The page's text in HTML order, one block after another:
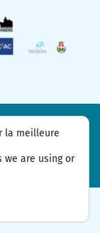
la meilleure
we are using or
des cookies